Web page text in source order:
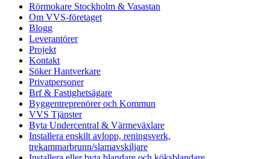
Rörmokare Stockholm & Vasastan
Om VVS-företaget
Blogg
Leverantörer
Projekt
Kontakt
Söker Hantverkare
Privatpersoner
Brf & Fastighetsägare
Byggentreprenörer och Kommun
VVS Tjänster
Byta Undercentral & Värmeväxlare
Installera enskilt avlopp, reningsverk,
trekammarbrunn/slamavskiljare